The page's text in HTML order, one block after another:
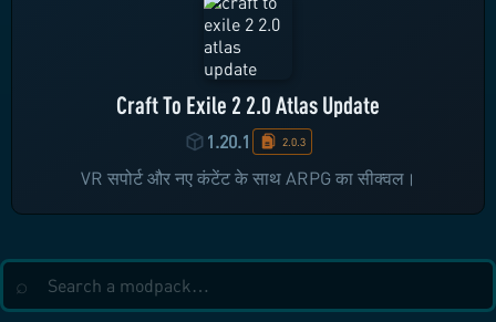
Craft To Exile 2 2.0 Atlas Update
1.20.1 2.0.3
VR सपोर्ट और नए कंटेंट के साथ ARPG का सीक्वल।